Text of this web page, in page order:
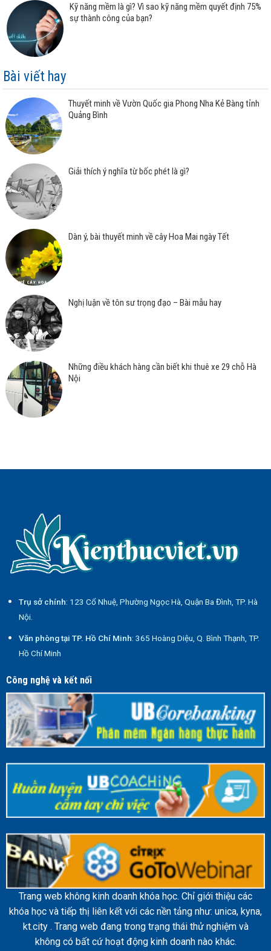
Kỹ năng mềm là gì? Vì sao kỹ năng mềm quyết định 75%
sự thành công của bạn?
Bài viết hay
Thuyết minh về Vườn Quốc gia Phong Nha Kẻ Bàng tỉnh
Quảng Bình
Giải thích ý nghĩa từ bốc phét là gì?
Dàn ý, bài thuyết minh về cây Hoa Mai ngày Tết
Nghị luận về tôn sư trọng đạo – Bài mẫu hay
Những điều khách hàng cần biết khi thuê xe 29 chỗ Hà
Nội
Trụ sở chính: 123 Cổ Nhuệ, Phường Ngọc Hà, Quận Ba Đình, TP. Hà
Nội.
Văn phòng tại TP. Hồ Chí Minh: 365 Hoàng Diệu, Q. Bình Thạnh, TP.
Hồ Chí Minh
Công nghệ và kết nối
Trang web không kinh doanh khóa học. Chỉ giới thiệu các
khóa học và tiếp thị liên kết với các nền tảng như: unica, kyna,
kt.city . Trang web đang trong trạng thái thử nghiệm và
không có bất cứ hoạt động kinh doanh nào khác.